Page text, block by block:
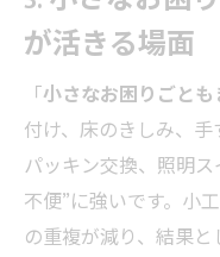
が活きる場面
「小さなお困りごとも
付け、床のきしみ、
パッキン交換、照明
不便”に強いです。小
の重複が減り、結果と